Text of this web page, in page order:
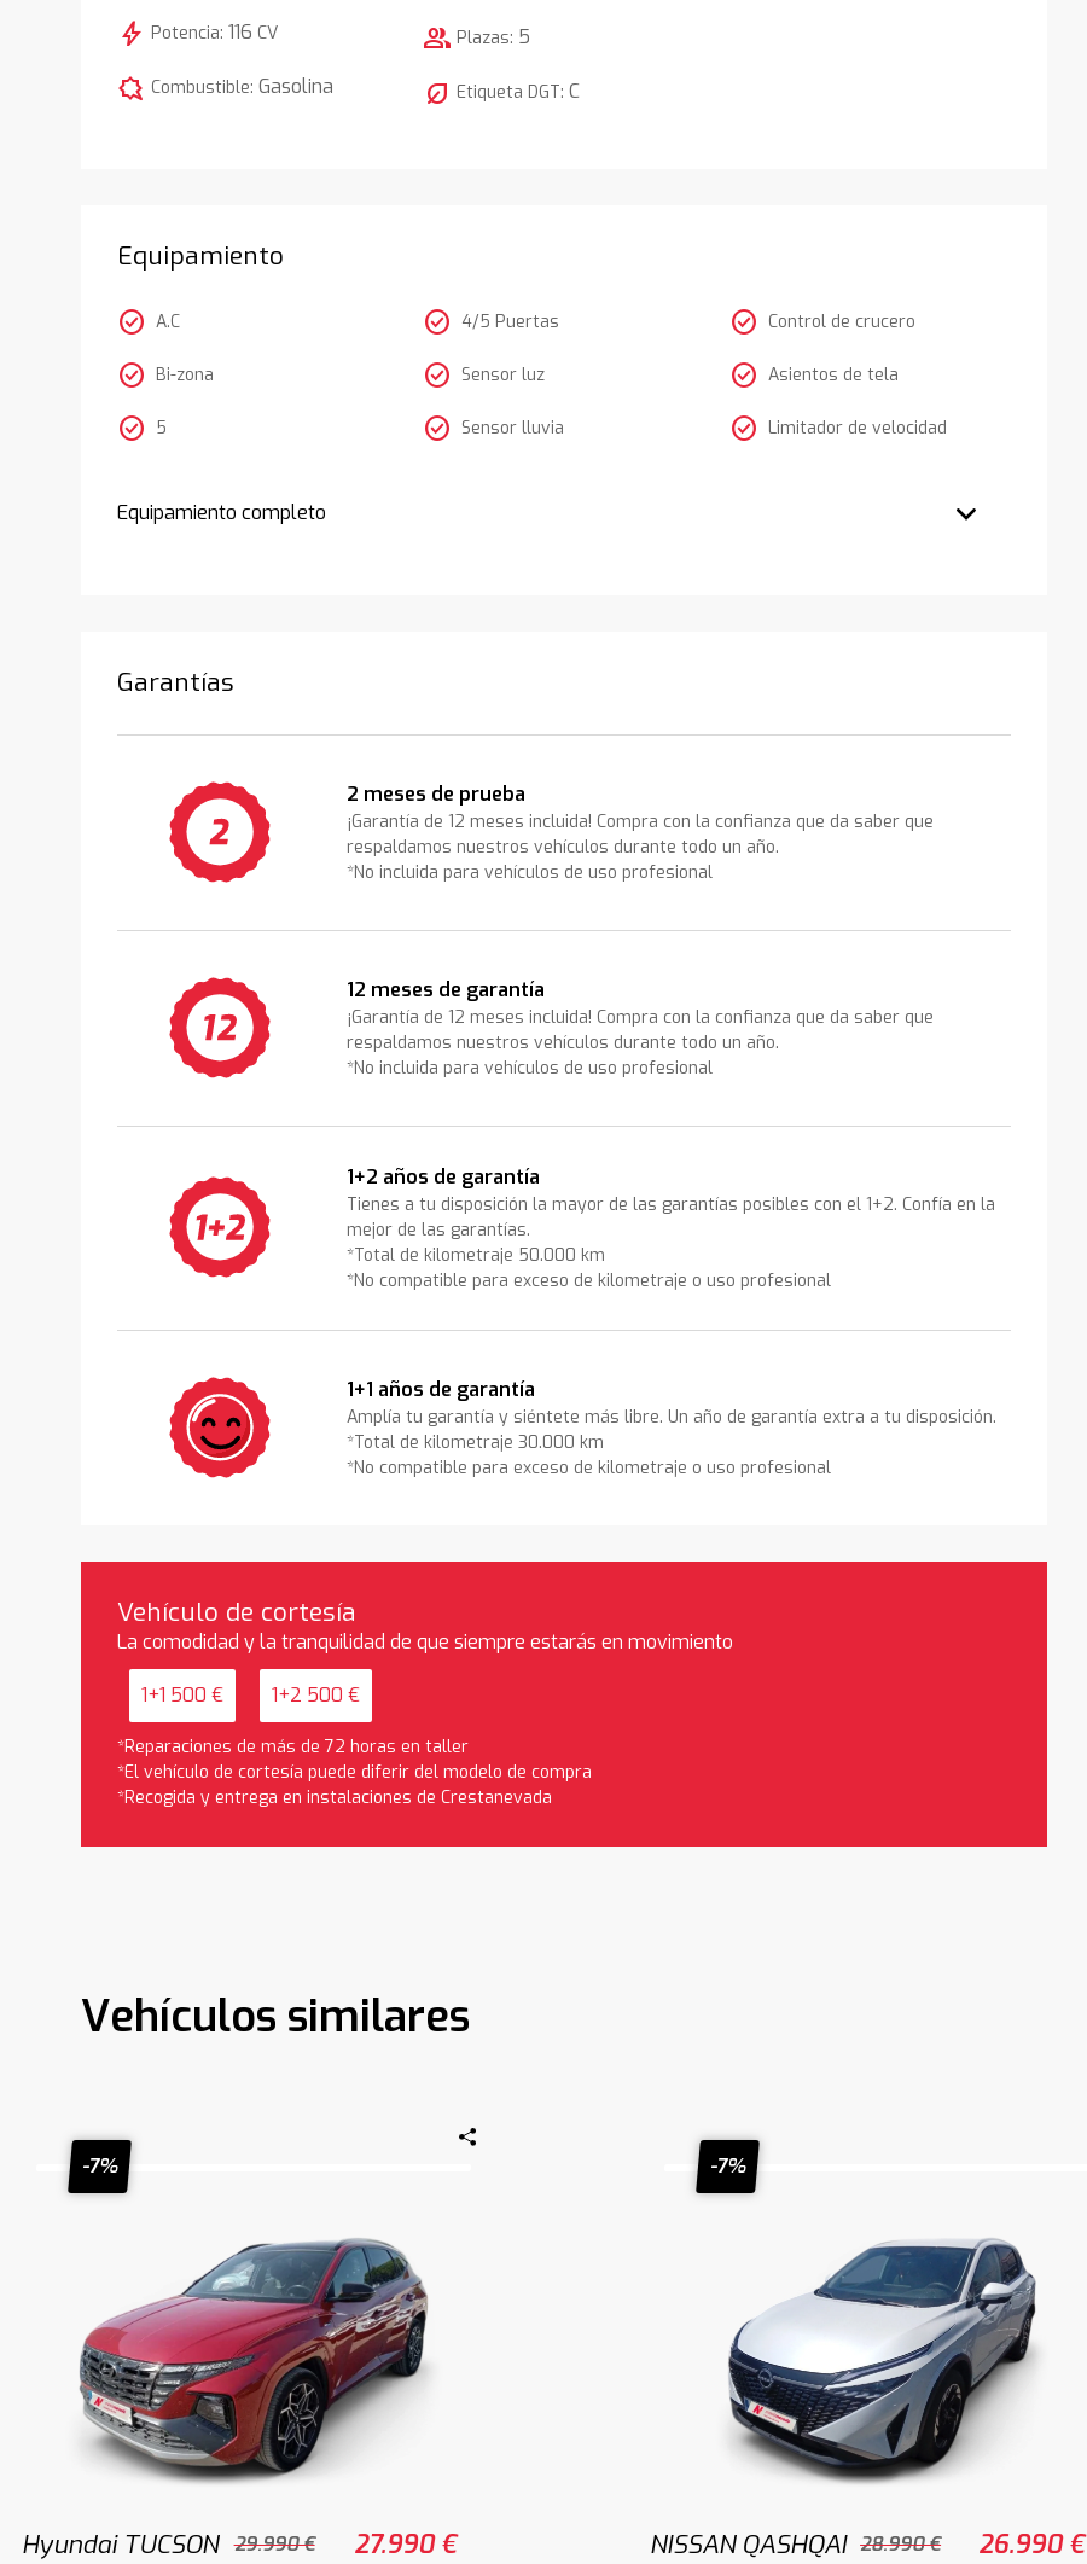
bolt Potencia:116 CV
comic_bubble Combustible:Gasolina
group Plazas: 5
nest_eco_leaf Etiqueta DGT:C
Equipamiento
check_circle A.C
check_circle Bi-zona
check_circle 5
check_circle 4/5 Puertas
check_circle Sensor luz
check_circle Sensor lluvia
check_circle Control de crucero
check_circle Asientos de tela
check_circle Limitador de velocidad
Equipamiento completo
Garantías
2 meses de prueba
¡Garantía de 12 meses incluida! Compra con la confianza que da saber que
respaldamos nuestros vehículos durante todo un año.
*No incluida para vehículos de uso profesional
12 meses de garantía
¡Garantía de 12 meses incluida! Compra con la confianza que da saber que
respaldamos nuestros vehículos durante todo un año.
*No incluida para vehículos de uso profesional
1+2 años de garantía
Tienes a tu disposición la mayor de las garantías posibles con el 1+2. Confía en la
mejor de las garantías.
*Total de kilometraje 50.000 km
*No compatible para exceso de kilometraje o uso profesional
1+1 años de garantía
Amplía tu garantía y siéntete más libre. Un año de garantía extra a tu disposición.
*Total de kilometraje 30.000 km
*No compatible para exceso de kilometraje o uso profesional
Vehículo de cortesía
La comodidad y la tranquilidad de que siempre estarás en movimiento
1+1 500 € 1+2 500 €
*Reparaciones de más de 72 horas en taller
*El vehículo de cortesía puede diferir del modelo de compra
*Recogida y entrega en instalaciones de Crestanevada
Vehículos similares
-7%
Hyundai TUCSON 29.990 € 27.990 €
-7%
NISSAN QASHQAI 28.990 € 26.990 €